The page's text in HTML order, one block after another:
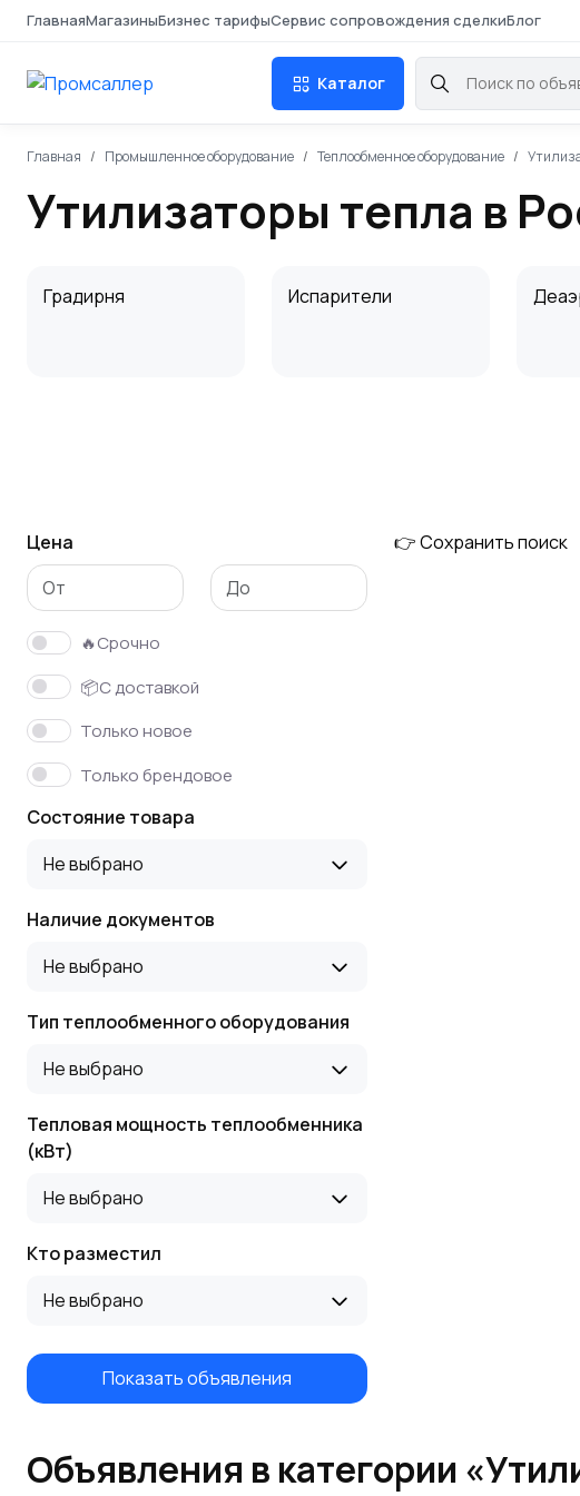
ГлавнаяМагазиныБизнес тарифыСервис сопровождения сделкиБлог
Каталог
Главная Промышленное оборудование Теплообменное оборудование
Утилизаторы тепла в
Градирня Испарители
Цена
🔥Срочно
📦С доставкой
Только новое
Только брендовое
Состояние товара
Не выбрано
Наличие документов
Не выбрано
Тип теплообменного оборудования
Не выбрано
Тепловая мощность теплообменника
(кВт)
Не выбрано
Кто разместил
Не выбрано
Показать объявления
👉 Сохранить поиск
Объявления в категории